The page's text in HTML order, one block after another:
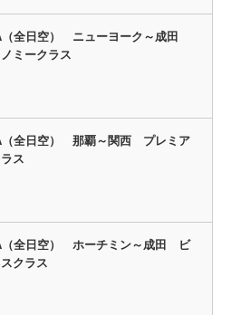
（全日空） ニューヨーク～成田
ミークラス
（全日空） 那覇～関西 プレミア
ス
（全日空） ホーチミン～成田 ビ
クラス